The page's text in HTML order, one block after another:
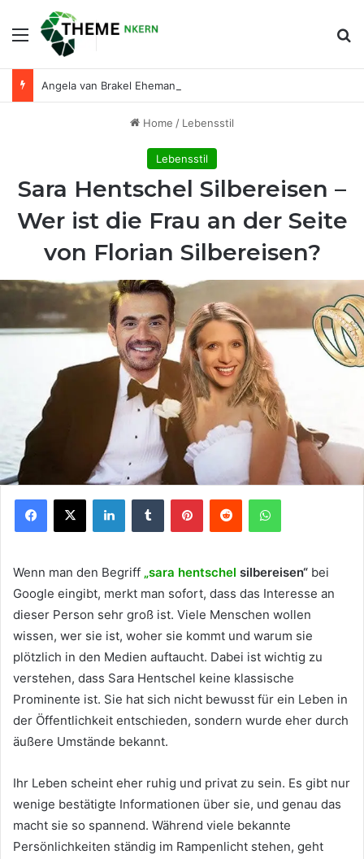
Menu
Home / Lebensstil
Lebensstil
Sara Hentschel Silbereisen –
Wer ist die Frau an der Seite
von Florian Silbereisen?
Facebook
X LinkedInTumblr PinterestReddit WhatsApp
Wenn man den Begriff „sara hentschel silbereisen“ bei
Google eingibt, merkt man sofort, dass das Interesse an
dieser Person sehr groß ist. Viele Menschen wollen
wissen, wer sie ist, woher sie kommt und warum sie
plötzlich in den Medien auftaucht. Dabei ist wichtig zu
verstehen, dass Sara Hentschel keine klassische
Prominente ist. Sie hat sich nicht bewusst für ein Leben in
der Öffentlichkeit entschieden, sondern wurde eher durch
äußere Umstände bekannt.
Ihr Leben scheint eher ruhig und privat zu sein. Es gibt nur
wenige bestätigte Informationen über sie, und genau das
macht sie so spannend. Während viele bekannte
Persönlichkeiten ständig im Rampenlicht stehen, geht